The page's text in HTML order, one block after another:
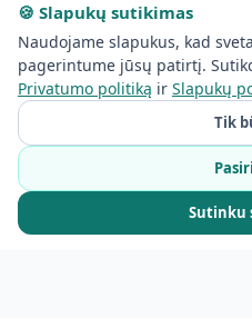
🍪 Slapukų sutikimas
Naudojame slapukus, kad
pagerintume jūsų patirtį.
Privatumo politiką ir Slapukų
Tik
Sutinku